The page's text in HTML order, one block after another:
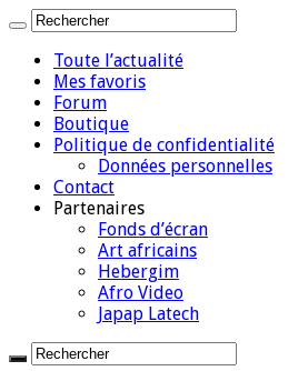
Toute l’actualité
Mes favoris
Forum
Boutique
Politique de confidentialité
Données personnelles
Contact
Partenaires
Fonds d’écran
Art africains
Hebergim
Afro Video
Japap Latech